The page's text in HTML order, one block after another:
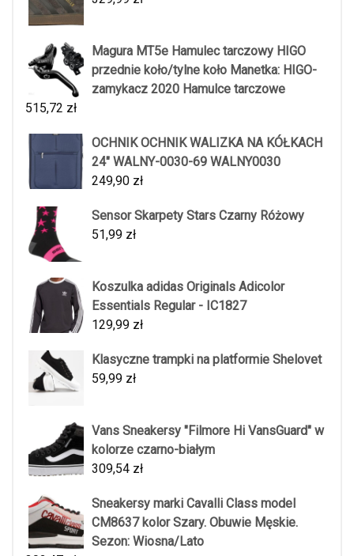
Magura MT5e Hamulec tarczowy HIGO
przednie koło/tylne koło Manetka: HIGO-
zamykacz 2020 Hamulce tarczowe
515,72 zł
OCHNIK OCHNIK WALIZKA NA KÓŁKACH
24" WALNY-0030-69 WALNY0030
249,90 zł
Sensor Skarpety Stars Czarny Różowy
51,99 zł
Koszulka adidas Originals Adicolor
Essentials Regular - IC1827
129,99 zł
Klasyczne trampki na platformie Shelovet
59,99 zł
Vans Sneakersy "Filmore Hi VansGuard" w
kolorze czarno-białym
309,54 zł
Sneakersy marki Cavalli Class model
CM8637 kolor Szary. Obuwie Męskie.
Sezon: Wiosna/Lato